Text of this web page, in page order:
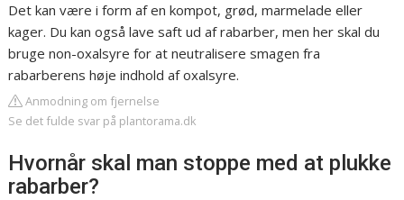
Det kan være i form af en kompot, grød, marmelade eller
kager. Du kan også lave saft ud af rabarber, men her skal du
bruge non-oxalsyre for at neutralisere smagen fra
rabarberens høje indhold af oxalsyre.
Anmodning om fjernelse
Se det fulde svar på plantorama.dk
Hvornår skal man stoppe med at plukke
rabarber?